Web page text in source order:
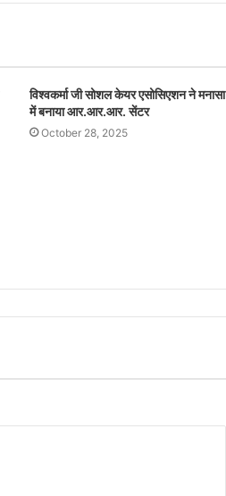
विश्वकर्मा जी सोशल केयर एसोसिएशन ने मनासा
में बनाया आर.आर.आर. सेंटर
October 28, 2025